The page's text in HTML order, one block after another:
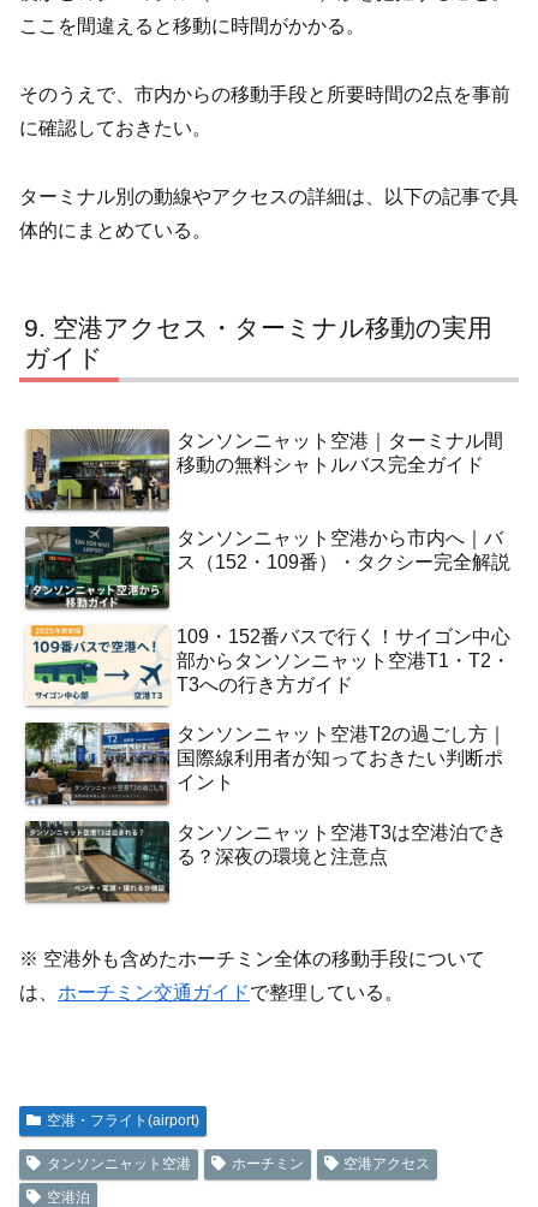
ここを間違えると移動に時間がかかる。
そのうえで、市内からの移動手段と所要時間の2点を事前
に確認しておきたい。
ターミナル別の動線やアクセスの詳細は、以下の記事で具
体的にまとめている。
空港アクセス・ターミナル移動の実用
ガイド
タンソンニャット空港｜ターミナル間
移動の無料シャトルバス完全ガイド
タンソンニャット空港から市内へ｜バ
ス（152・109番）・タクシー完全解説
109・152番バスで行く！サイゴン中心
部からタンソンニャット空港T1・T2・
T3への行き方ガイド
タンソンニャット空港T2の過ごし方｜
国際線利用者が知っておきたい判断ポ
イント
タンソンニャット空港T3は空港泊でき
る？深夜の環境と注意点
※ 空港外も含めたホーチミン全体の移動手段について
は、 ホーチミン交通ガイドで整理している。
空港・フライト(airport)
タンソンニャット空港 ホーチミン
空港アクセス
空港泊